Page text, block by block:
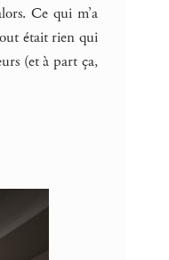
Ce qui m’a
était rien qui
(et à part ça,